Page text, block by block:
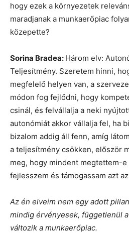
hogy ezek a környezetek
maradjanak a munkaerőpiac
közepette?
Sorina Bradea: Három elv:
Teljesítmény. Szeretem hinni,
megfelelő helyen van, a
módon fog fejlődni, hogy
csinál, és felvállalja a neki
autonómiát akkor vállalja fel, ha
bizalom addig áll fenn, amíg
a teljesítmény csökken, először
meg, hogy mindent megtettem-
fejlesszem és támogassam azt
Az én elveim nem egy adott
mindig érvényesek, függetlenül
változik a munkaerőpiac.